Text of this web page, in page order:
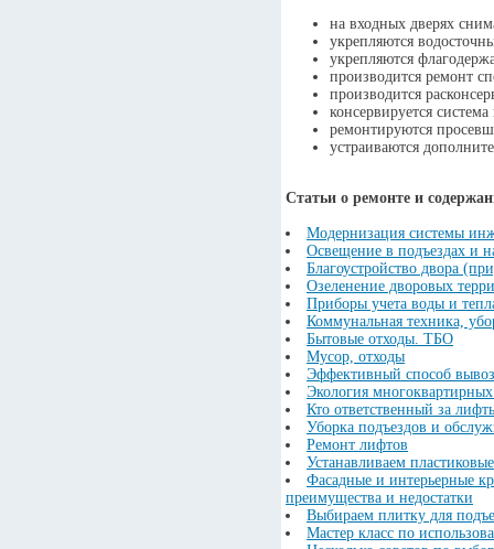
на входных дверях
укрепляются
укрепляются
производится ремонт
производится
консервируется
ремонтируются
устраиваются
Статьи о ремонте и
Модернизация системы
Освещение в подъездах и
Благоустройство двора
Озеленение дворовых
Приборы учета воды и
Коммунальная техника,
Бытовые отходы. ТБО
Мусор, отходы
Эффективный способ
Экология
Кто ответственный за
Уборка подъездов и
Ремонт лифтов
Устанавливаем
Фасадные и интерьерные
преимущества и недостатки
Выбираем плитку для
Мастер класс по